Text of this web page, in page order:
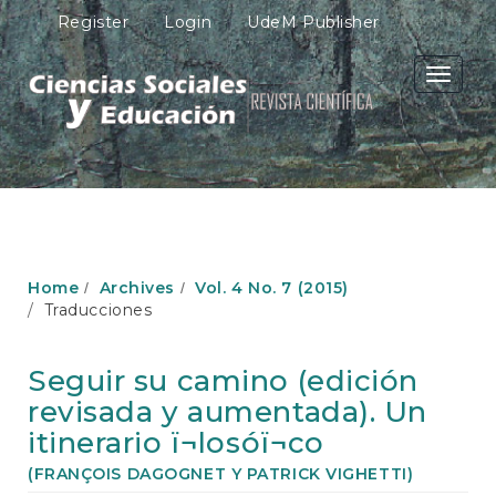
M
a
i
n
N
a
v
i
g
n
n
C
o
n
t
Register Login UdeM Publisher
Toggle
Home Archives
Vol. 4 No. 7 (2015)
Traducciones
Seguir su camino (edición
revisada y aumentada). Un
itinerario ï¬losóï¬co
(FRANÇOIS DAGOGNET Y PATRICK VIGHETTI)